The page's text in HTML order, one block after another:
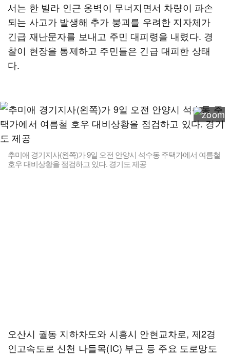
서는 한 빌라 인근 옹벽이 무너지면서 차량이 파손
되는 사고가 발생해 추가 붕괴를 우려한 지자체가
긴급 재난문자를 보내고 주민 대피령을 내렸다. 경
찰이 현장을 통제하고 주민들은 긴급 대피한 상태
다.
추미애 경기지사(왼쪽)가 9일 오전 안양시 석수동 주택가에서 여름철
호우 대비상황을 점검하고 있다. 경기도 제공
오산시 궐동 지하차도와 시흥시 안현교차로, 제2경
인고속도로 신천 나들목(IC) 부근 등 주요 도로망도